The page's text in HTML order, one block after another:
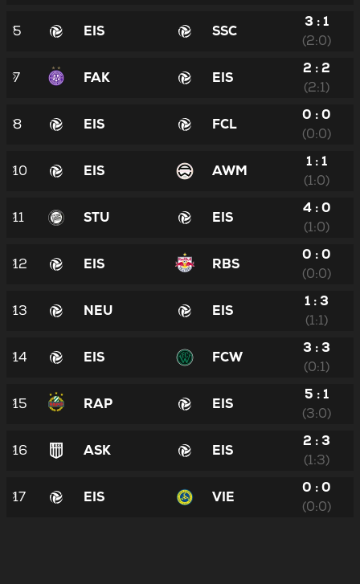
5 EIS SSC
3 : 1
(2:0)
7 FAK EIS
2 : 2
(2:1)
8 EIS FCL
0 : 0
(0:0)
10 EIS AWM
1 : 1
(1:0)
11 STU EIS
4 : 0
(1:0)
12 EIS RBS
0 : 0
(0:0)
13 NEU EIS
1 : 3
(1:1)
14 EIS FCW
3 : 3
(0:1)
15 RAP EIS
5 : 1
(3:0)
16 ASK EIS
2 : 3
(1:3)
17 EIS VIE
0 : 0
(0:0)